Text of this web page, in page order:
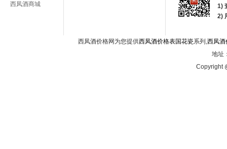
西凤酒商城
1)
2)
西凤酒价格网为您提供西凤酒价格表国花瓷系列,西凤酒
地址
Copyright